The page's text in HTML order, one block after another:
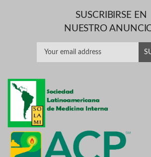
SUSCRIBIRSE EN
NUESTRO